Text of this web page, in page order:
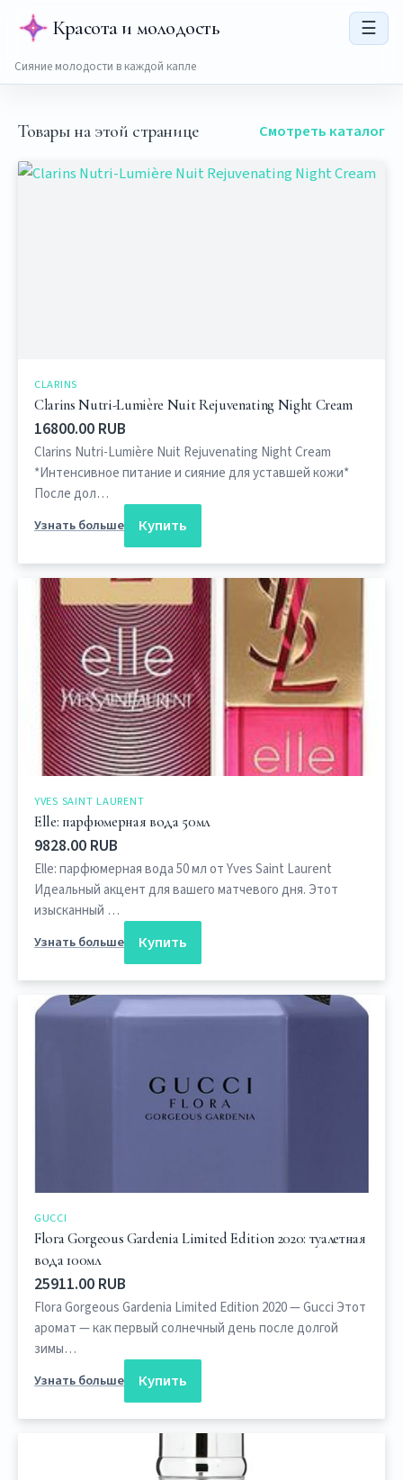
Красота и молодость ☰
Сияние молодости в каждой капле
Товары на этой странице Смотреть каталог
CLARINS
Clarins Nutri-Lumière Nuit Rejuvenating Night Cream
16800.00 RUB
Clarins Nutri-Lumière Nuit Rejuvenating Night Cream
*Интенсивное питание и сияние для уставшей кожи*
После дол…
Узнать больше
Купить
YVES SAINT LAURENT
Elle: парфюмерная вода 50мл
9828.00 RUB
Elle: парфюмерная вода 50 мл от Yves Saint Laurent
Идеальный акцент для вашего матчевого дня. Этот
изысканный …
Узнать больше
Купить
GUCCI
Flora Gorgeous Gardenia Limited Edition 2020: туалетная
вода 100мл
25911.00 RUB
Flora Gorgeous Gardenia Limited Edition 2020 — Gucci Этот
аромат — как первый солнечный день после долгой
зимы…
Узнать больше
Купить